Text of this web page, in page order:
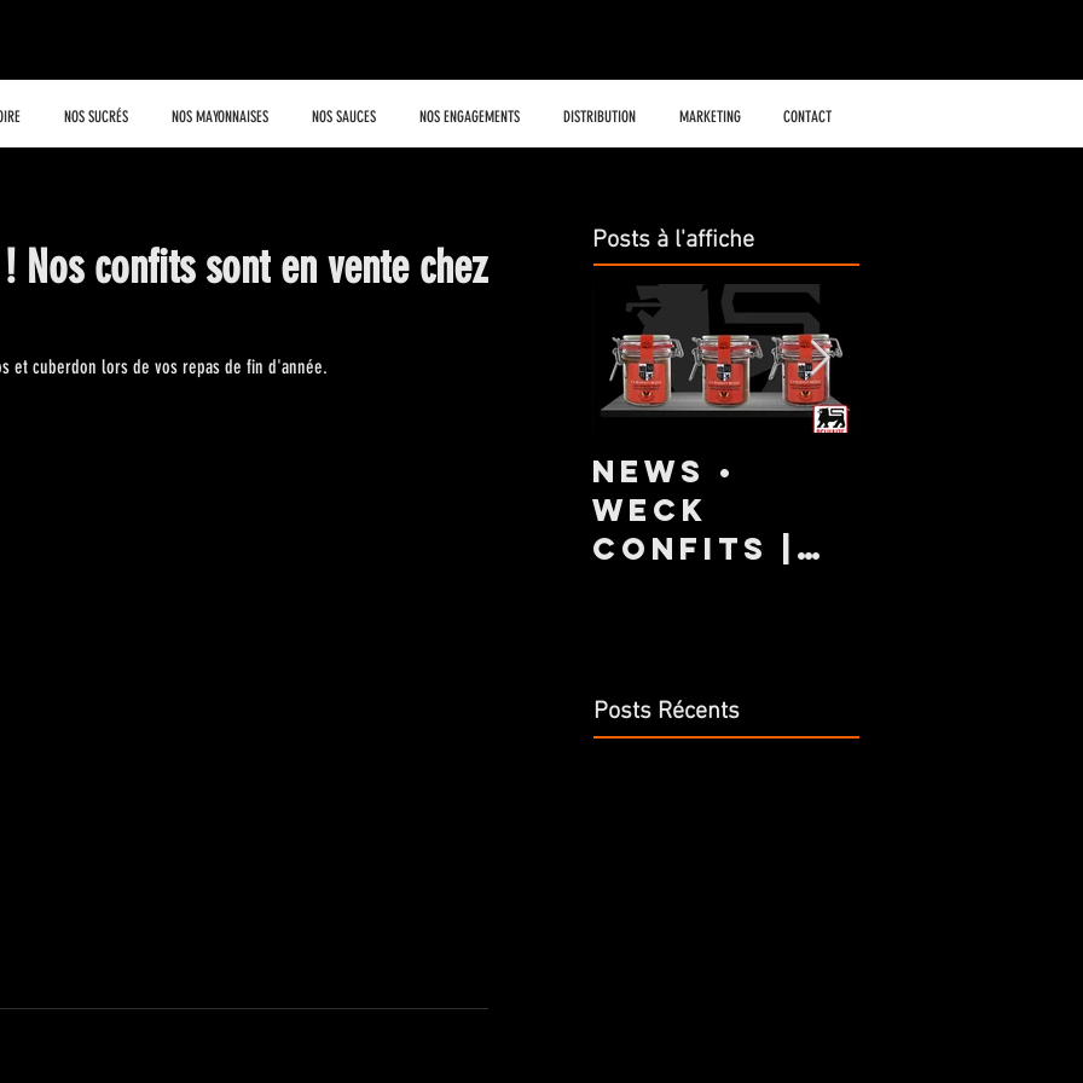
NOS SUCRÉS NOS MAYONNAISES NOS SAUCES NOS ENGAGEMENTS DISTRIBUTION MARKETING CONTACT
Nos confits sont en vente chez
et cuberdon lors de vos repas de fin d'année.
Posts à l'affiche
NEWS •
Weck
confits |
Posts Récents